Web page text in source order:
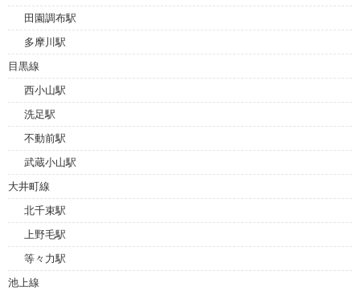
田園調布駅
多摩川駅
目黒線
西小山駅
洗足駅
不動前駅
武蔵小山駅
大井町線
北千束駅
上野毛駅
等々力駅
池上線